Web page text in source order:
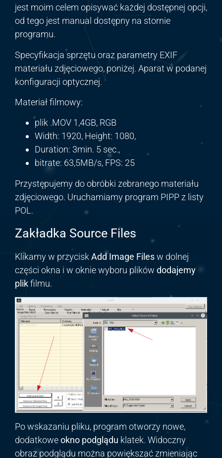
jest moim celem opisywać każdej dostępnej opcji,
od tego jest manual dostępny na stornie
programu.
Specyfikacja sprzętu oraz parametry EXIF
materiału zdjęciowego, poniżej. Aparat w podanej
konfiguracji optycznej.
Materiał filmowy:
plik .MOV 1,4GB, RGB
Width: 1920, Height: 1080,
Duration: 3min. 5 sec.,
bitrate: 63,5MB/s, FPS: 25
Przystępujemy do obróbki zebranego materiału
zdjęciowego. Uruchamiamy program PIPP z listy
POL.
Zakładka Source Files
Klikamy w przycisk Add Image Filesw dolnej
części okna i w oknie wyboru plików dodajemy
plikfilmu.
Po wskazaniu pliku, program otworzy nowe,
dodatkoweokno podglądu klatek. Widoczny
obraz podglądu można powiększać zmieniając